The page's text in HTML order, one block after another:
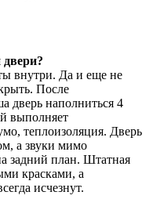
внутри. Да и еще не
После
дверь наполниться 4
выполняет
теплоизоляция. Дверь
а звуки мимо
задний план. Штатная
красками, а
исчезнут.